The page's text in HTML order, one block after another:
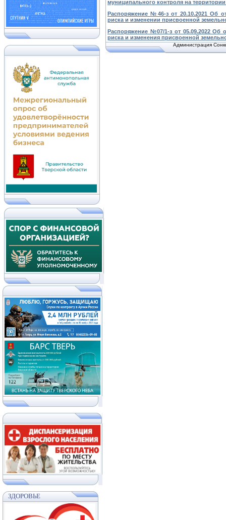
ЗДОРОВЬЕ
муниципального контроля на
Распоряжение №46-з от 20.10.2021 Об
риска и изменении присвоенной
Распоряжение №07/1-з от 05.09.2022 Об
риска и изменения присвоенной
Администрация